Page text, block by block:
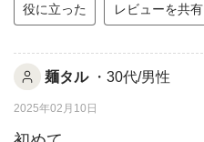
役に立った レビューを共有
麺タル ・30代/男性
2025年02月10日